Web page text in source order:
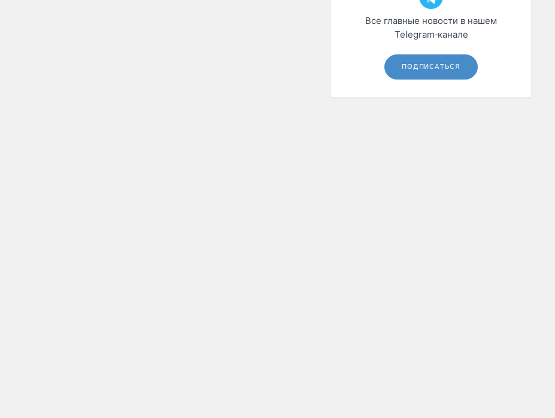
Все главные новости в нашем
Telegram‑канале
ПОДПИСАТЬСЯ